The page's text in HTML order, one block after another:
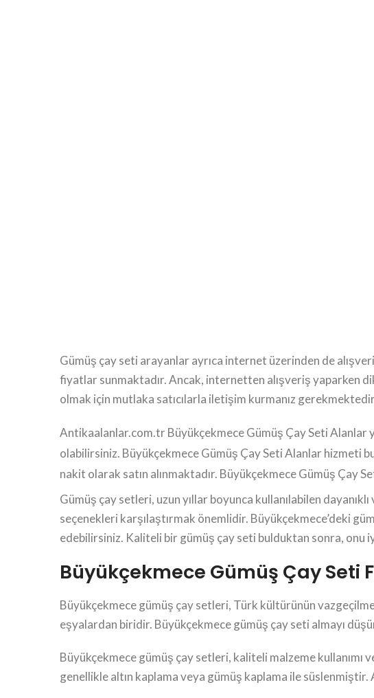
Gümüş çay seti arayanlar ayrıca internet üzerinden de
fiyatlar sunmaktadır. Ancak, internetten alışveriş yaparken
olmak için mutlaka satıcılarla iletişim kurmanız
Antikaalanlar.com.tr Büyükçekmece Gümüş Çay Seti Alanlar
olabilirsiniz. Büyükçekmece Gümüş Çay Seti Alanlar hizmeti
nakit olarak satın alınmaktadır. Büyükçekmece Gümüş Çay
Gümüş çay setleri, uzun yıllar boyunca kullanılabilen
seçenekleri karşılaştırmak önemlidir. Büyükçekmece’deki
edebilirsiniz. Kaliteli bir gümüş çay seti bulduktan sonra, onu
Büyükçekmece Gümüş Çay Seti
Büyükçekmece gümüş çay setleri, Türk kültürünün
eşyalardan biridir. Büyükçekmece gümüş çay seti almayı
Büyükçekmece gümüş çay setleri, kaliteli malzeme kullanımı
genellikle altın kaplama veya gümüş kaplama ile